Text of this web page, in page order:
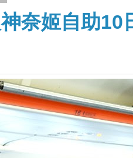
奈姬自助